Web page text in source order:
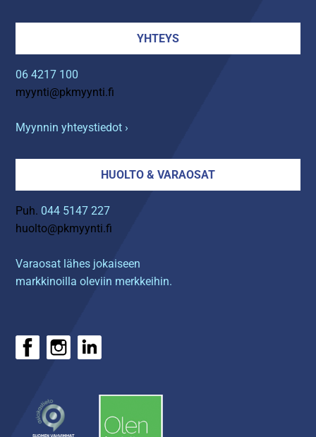
YHTEYS
06 4217 100
myynti@pkmyynti.fi
Myynnin yhteystiedot ›
HUOLTO & VARAOSAT
Puh. 044 5147 227
huolto@pkmyynti.fi
Varaosat lähes jokaiseen
markkinoilla oleviin merkkeihin.